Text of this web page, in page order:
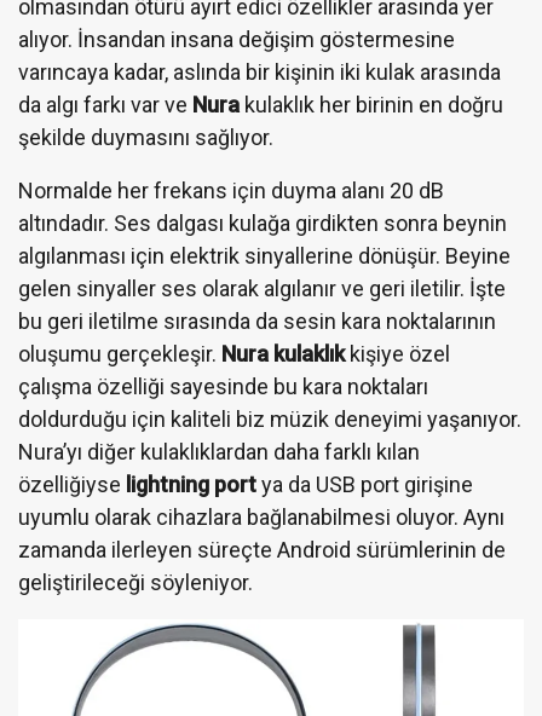
olmasından ötürü ayırt edici özellikler arasında yer
alıyor. İnsandan insana değişim göstermesine
varıncaya kadar, aslında bir kişinin iki kulak arasında
da algı farkı var ve Nura kulaklık her birinin en doğru
şekilde duymasını sağlıyor.
Normalde her frekans için duyma alanı 20 dB
altındadır. Ses dalgası kulağa girdikten sonra beynin
algılanması için elektrik sinyallerine dönüşür. Beyine
gelen sinyaller ses olarak algılanır ve geri iletilir. İşte
bu geri iletilme sırasında da sesin kara noktalarının
oluşumu gerçekleşir. Nura kulaklıkkişiye özel
çalışma özelliği sayesinde bu kara noktaları
doldurduğu için kaliteli biz müzik deneyimi yaşanıyor.
Nura’yı diğer kulaklıklardan daha farklı kılan
özelliğiyse lightning portya da USB port girişine
uyumlu olarak cihazlara bağlanabilmesi oluyor. Aynı
zamanda ilerleyen süreçte Android sürümlerinin de
geliştirileceği söyleniyor.